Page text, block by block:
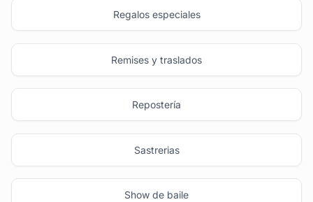
Regalos especiales
Remises y traslados
Repostería
Sastrerias
Show de baile